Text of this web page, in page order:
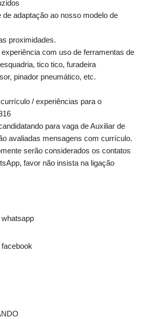
de adaptação ao nosso modelo de
proximidades.
com uso de ferramentas de
tico tico, furadeira
pinador pneumático, etc.
/ experiências para o
para vaga de Auxiliar de
avaliadas mensagens com currículo.
serão considerados os contatos
favor não insista na ligação